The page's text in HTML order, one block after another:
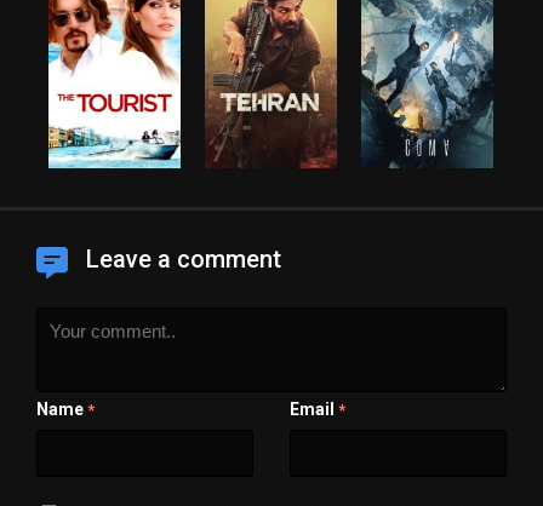
Leave a comment
Name * Email *